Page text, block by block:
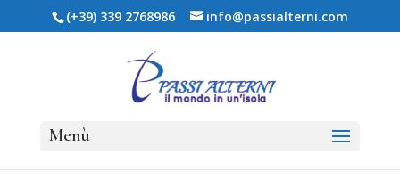
(+39) 339 2768986 info@passialterni.com